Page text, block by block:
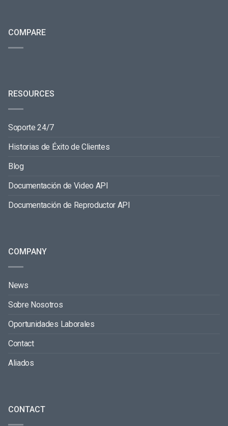
COMPARE
RESOURCES
Soporte 24/7
Historias de Éxito de Clientes
Blog
Documentación de Video API
Documentación de Reproductor API
COMPANY
News
Sobre Nosotros
Oportunidades Laborales
Contact
Aliados
CONTACT